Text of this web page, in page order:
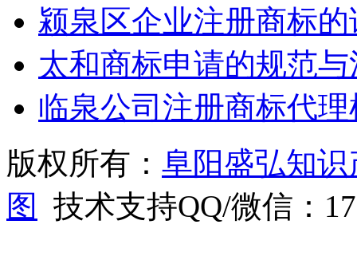
颍泉区企业注册商标
太和商标申请的规范
临泉公司注册商标代
版权所有： 阜阳盛弘知
图
技术支持QQ/微信：